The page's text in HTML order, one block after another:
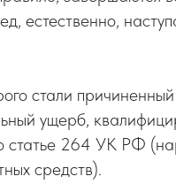
естественно,
стали
ущерб,
статье 264 УК РФ
средств).